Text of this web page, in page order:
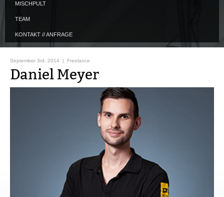
MISCHPULT
TEAM
KONTAKT // ANFRAGE
September 3rd, 2014 | Freelance
Daniel Meyer